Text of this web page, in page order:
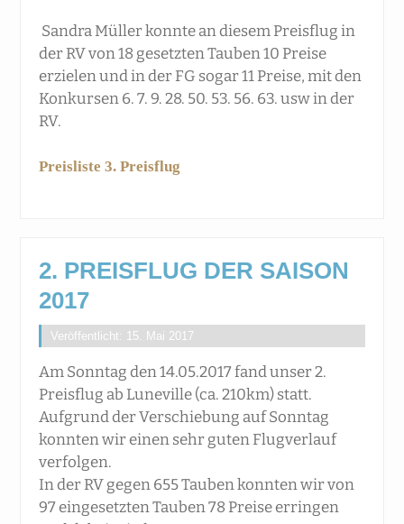
Sandra Müller konnte an diesem Preisflug in
der RV von 18 gesetzten Tauben 10 Preise
erzielen und in der FG sogar 11 Preise, mit den
Konkursen 6. 7. 9. 28. 50. 53. 56. 63. usw in der
RV.
Preisliste 3. Preisflug
2. PREISFLUG DER SAISON
2017
Veröffentlicht: 15. Mai 2017
Am Sonntag den 14.05.2017 fand unser 2.
Preisflug ab Luneville (ca. 210km) statt.
Aufgrund der Verschiebung auf Sonntag
konnten wir einen sehr guten Flugverlauf
verfolgen.
In der RV gegen 655 Tauben konnten wir von
97 eingesetzten Tauben 78 Preise erringen